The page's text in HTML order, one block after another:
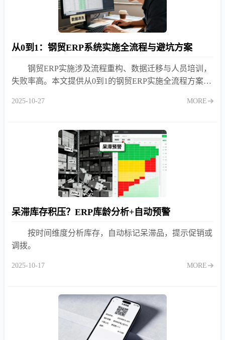
从0到1：钢贸ERP系统实施全流程与避坑方案
钢贸ERP实施涉及流程重构、数据迁移与人员培训，
失败率高。本文提供从0到1的钢贸ERP实施全流程方案，
键节点与常见陷阱，助力平稳落地。
2025-10-27 MORE
呆滞库存积压？ERP库龄分析+自动预警
按时间维度分析库存，自动标记呆滞品，提示促销或
调拨。
2025-10-17 MORE